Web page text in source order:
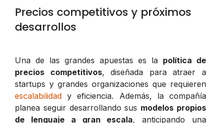
Precios competitivos y próximos
desarrollos
Una de las grandes apuestas es la política de
precios competitivos, diseñada para atraer a
startups y grandes organizaciones que requieren
escalabilidad y eficiencia. Además, la compañía
planea seguir desarrollando sus modelos propios
de lenguaje a gran escala, anticipando una